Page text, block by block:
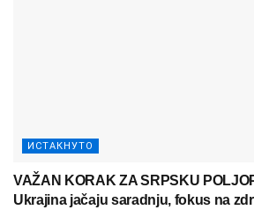
ИСТАКНУТО
VAŽAN KORAK ZA SRPSKU
Ukrajina jačaju saradnju, fokus na